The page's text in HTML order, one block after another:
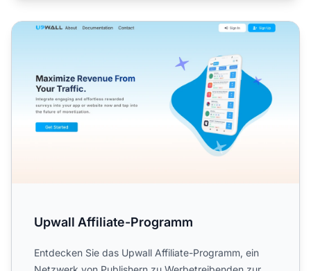
Upwall Affiliate-Programm
Upwall Affiliate-Programm
Entdecken Sie das Upwall Affiliate-Programm, ein